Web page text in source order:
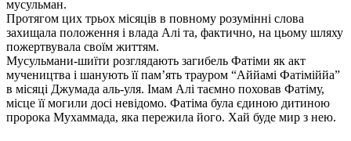
мусульман.
Протягом цих трьох місяців в повному розумінні слова
захищала положення і влада Алі та, фактично, на цьому шляху
пожертвувала своїм життям.
Мусульмани-шиїти розглядають загибель Фатіми як акт
мучеництва і шанують її пам’ять трауром “Аййамі Фатіміййа”
в місяці Джумада аль-уля. Імам Алі таємно поховав Фатіму,
місце її могили досі невідомо. Фатіма була єдиною дитиною
пророка Мухаммада, яка пережила його. Хай буде мир з нею.